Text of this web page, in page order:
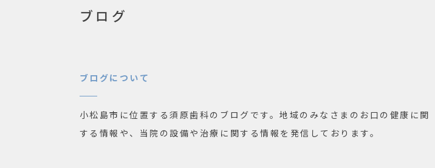
ブログ
ブログについて
小松島市に位置する須原歯科のブログです。地域のみなさまのお口の健康に関
する情報や、当院の設備や治療に関する情報を発信しております。